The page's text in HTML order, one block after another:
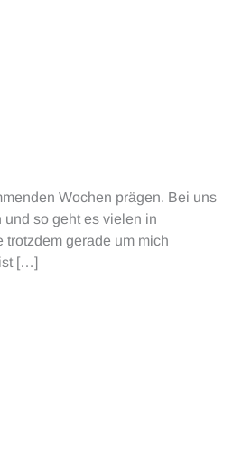
Wochen prägen. Bei uns
so geht es vielen in
gerade um mich
[…]